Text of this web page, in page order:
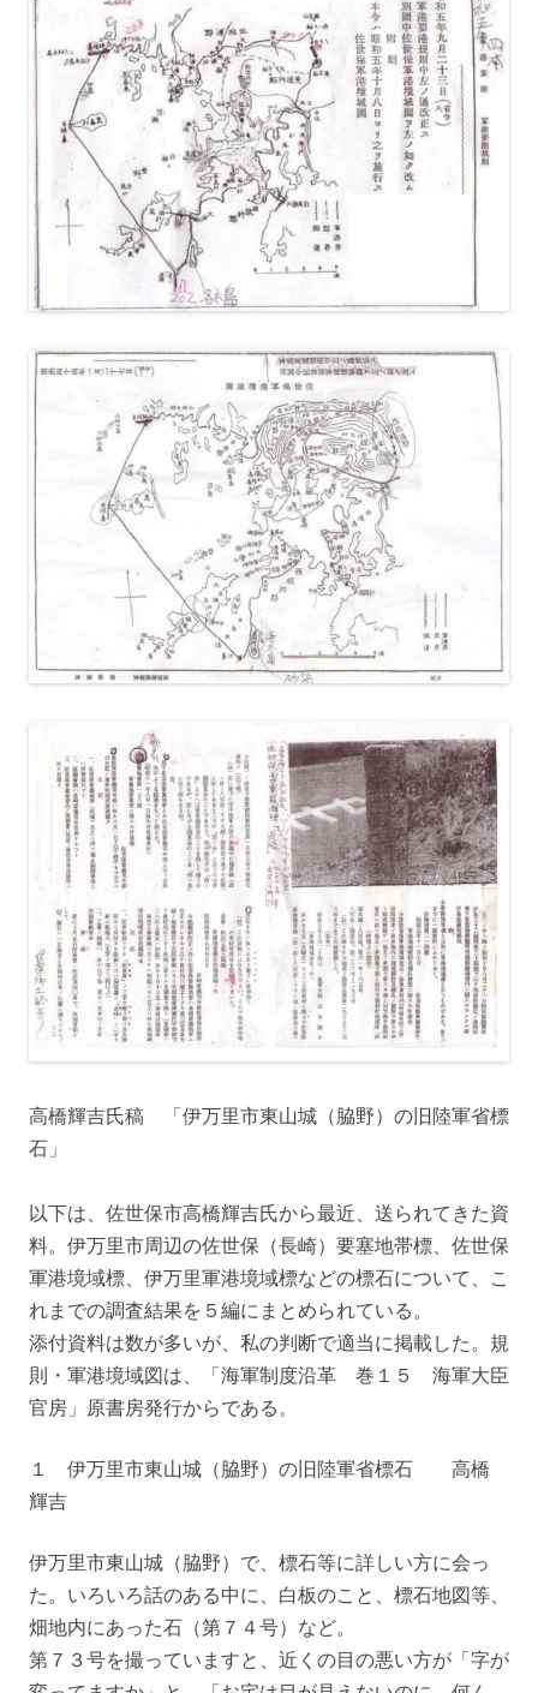
高橋輝吉氏稿 「伊万里市東山城（脇野）の旧陸軍省標
石」
以下は、佐世保市高橋輝吉氏から最近、送られてきた資
料。伊万里市周辺の佐世保（長崎）要塞地帯標、佐世保
軍港境域標、伊万里軍港境域標などの標石について、こ
れまでの調査結果を５編にまとめられている。
添付資料は数が多いが、私の判断で適当に掲載した。規
則・軍港境域図は、「海軍制度沿革 巻１５ 海軍大臣
官房」原書房発行からである。
１ 伊万里市東山城（脇野）の旧陸軍省標石 高橋
輝吉
伊万里市東山城（脇野）で、標石等に詳しい方に会っ
た。いろいろ話のある中に、白板のこと、標石地図等、
畑地内にあった石（第７４号）など。
第７３号を撮っていますと、近くの目の悪い方が「字が